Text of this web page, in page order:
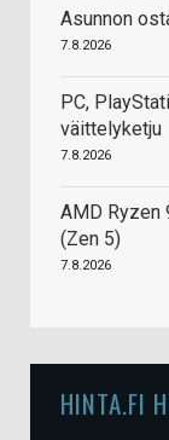
Asunnon
7.8.2026
PC,
väittelyketju
7.8.2026
AMD
(Zen 5)
7.8.2026
HINTA.FI